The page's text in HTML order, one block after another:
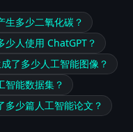
生多少二氧化碳？
少人使用 ChatGPT？
了多少人工智能图像？
智能数据集？
多少篇人工智能论文？